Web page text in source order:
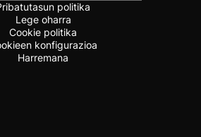
politika
Lege oharra
Cookie politika
konfigurazioa
Harremana